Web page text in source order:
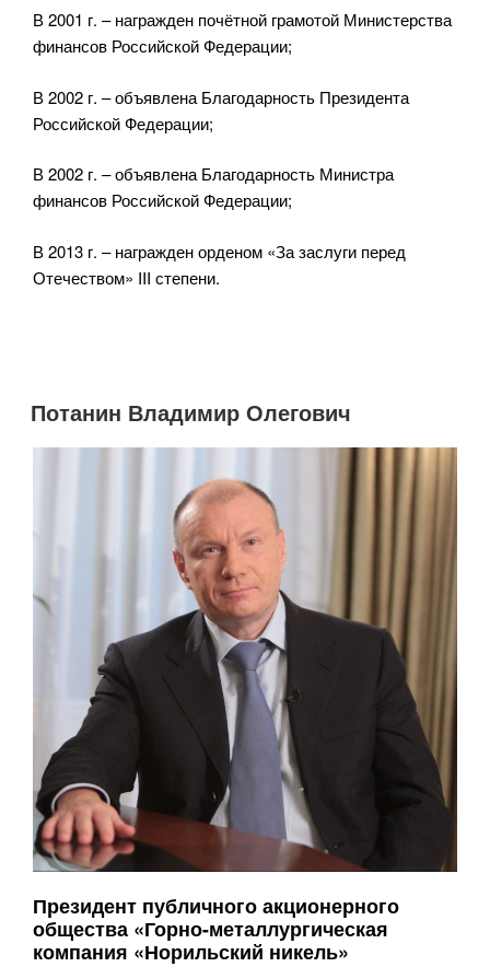
В 2001 г. – награжден почётной грамотой Министерства
финансов Российской Федерации;
В 2002 г. – объявлена Благодарность Президента
Российской Федерации;
В 2002 г. – объявлена Благодарность Министра
финансов Российской Федерации;
В 2013 г. – награжден орденом «За заслуги перед
Отечеством» III степени.
Потанин Владимир Олегович
Президент публичного акционерного
общества «Горно-металлургическая
компания «Норильский никель»